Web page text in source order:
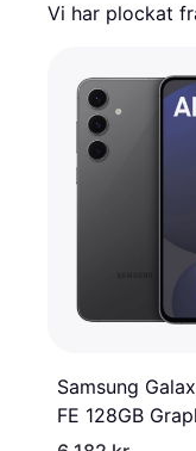
Vi har plockat
Samsung
FE 128GB